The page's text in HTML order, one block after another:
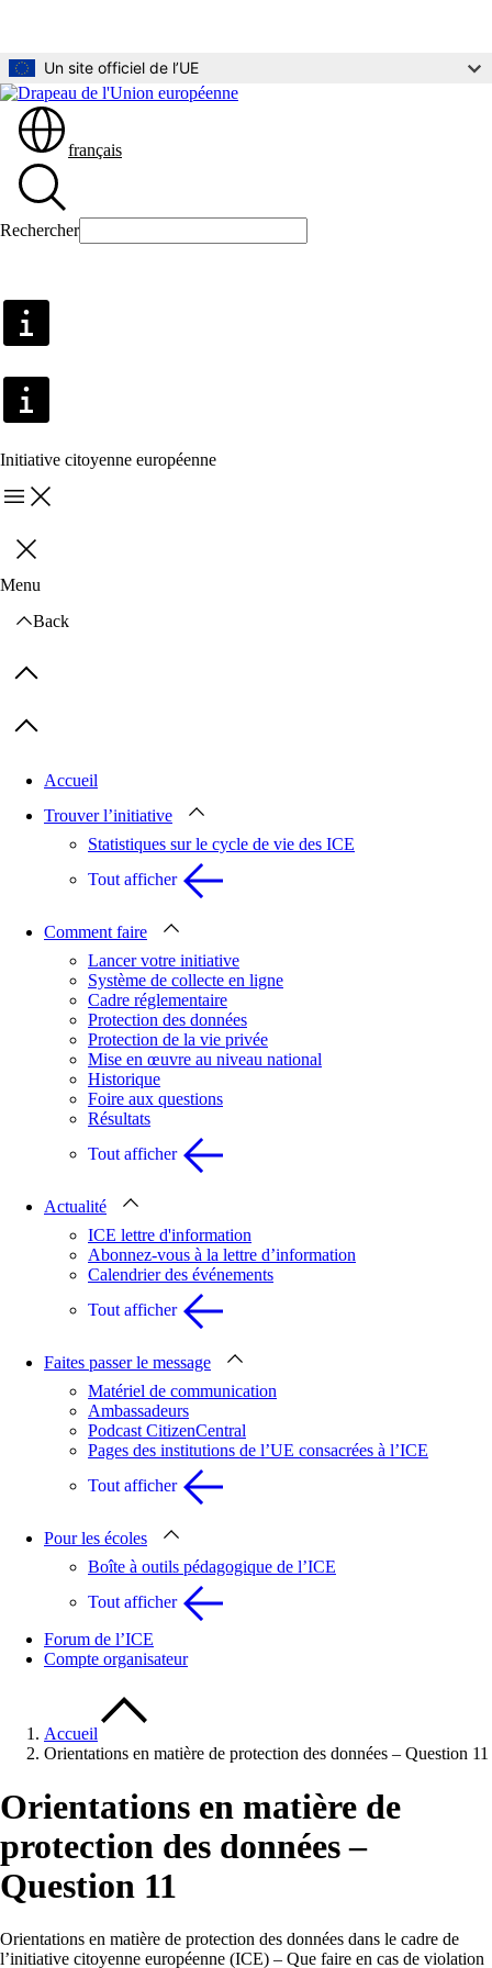
Un site officiel de l’UE
français
Rechercher
Initiative citoyenne européenne
Menu
Fermer
Menu
Back
Previous items
Next items
Accueil
Trouver l’initiative
Statistiques sur le cycle de vie des ICE
Tout afficher
Comment faire
Lancer votre initiative
Système de collecte en ligne
Cadre réglementaire
Protection des données
Protection de la vie privée
Mise en œuvre au niveau national
Historique
Foire aux questions
Résultats
Tout afficher
Actualité
ICE lettre d'information
Abonnez-vous à la lettre d’information
Calendrier des événements
Tout afficher
Faites passer le message
Matériel de communication
Ambassadeurs
Podcast CitizenCentral
Pages des institutions de l’UE consacrées à l’ICE
Tout afficher
Pour les écoles
Boîte à outils pédagogique de l’ICE
Tout afficher
Forum de l’ICE
Compte organisateur
Accueil
Orientations en matière de protection des données – Question 11
Orientations en matière de
protection des données –
Question 11
Orientations en matière de protection des données dans le cadre de
l’initiative citoyenne européenne (ICE) – Que faire en cas de violation